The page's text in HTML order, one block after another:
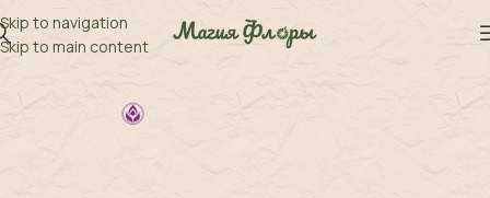
Skip to navigation
Skip to main content